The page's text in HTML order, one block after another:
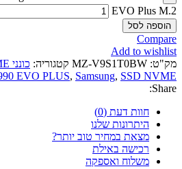
EVO Plus M.2
הוספה לסל
Compare
Add to wishlist
מק"ט: MZ-V9S1T0BW קטגוריה: כונני SSD NVME פנימיים
EVO PLUS, Samsung, SSD NVME
Share:
חוות דעת (0)
היתרונות שלנו
מצאת במחיר טוב יותר?
רכישה באילת
משלוח ואספקה